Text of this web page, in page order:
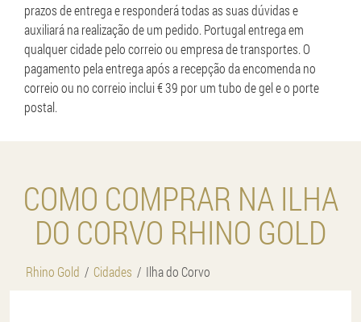
prazos de entrega e responderá todas as suas dúvidas e
auxiliará na realização de um pedido. Portugal entrega em
qualquer cidade pelo correio ou empresa de transportes. O
pagamento pela entrega após a recepção da encomenda no
correio ou no correio inclui € 39 por um tubo de gel e o porte
postal.
COMO COMPRAR NA ILHA
DO CORVO RHINO GOLD
Rhino Gold Cidades Ilha do Corvo